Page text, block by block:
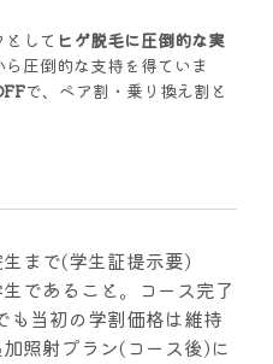
して ヒゲ脱毛に圧倒的な実
圧倒的な支持を得ていま
で、ペア割・乗り換え割と
まで(学生証提示要)
であること。コース完了
も当初の学割価格は維持
照射プラン(コース後)に